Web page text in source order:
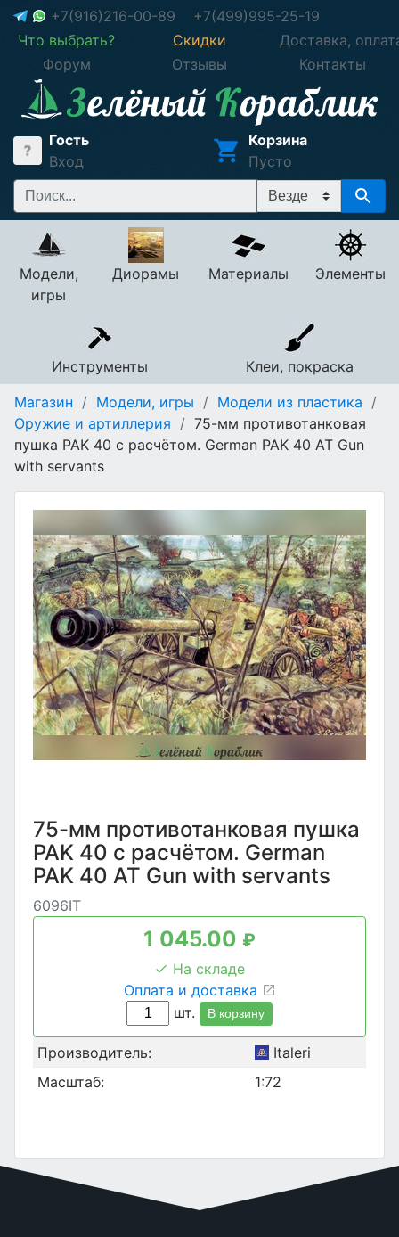
+7(916)216-00-89
+7(499)995-25-19
Что выбрать?
Скидки
Доставка,
Форум
Отзывы Контакты
Гость
Вход
Корзина
Пусто
Модели,
игры
Диорамы Материалы Элементы
Инструменты
Клеи, покраска
Магазин / Модели, игры / Модели из пластика /
Оружие и артиллерия / 75-мм противотанковая
пушка PAK 40 с расчётом. German PAK 40 AT Gun
with servants
75-мм противотанковая пушка
PAK 40 с расчётом. German
PAK 40 AT Gun with servants
6096IT
1 045.00 ₽
На складе
Оплата и доставка
шт.
В корзину
Производитель:
Italeri
Масштаб:
1:72